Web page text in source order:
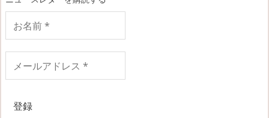
名
前
ル
ド